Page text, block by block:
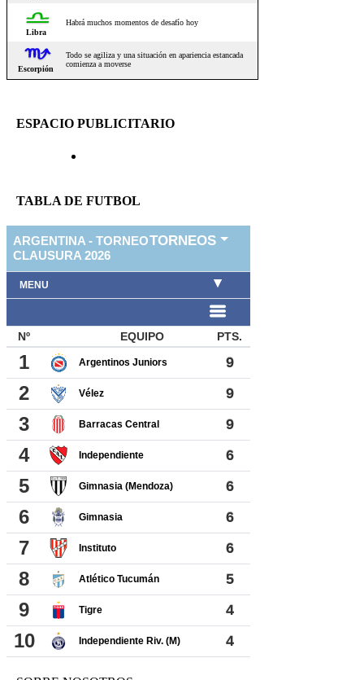
ESPACIO PUBLICITARIO
TABLA DE FUTBOL